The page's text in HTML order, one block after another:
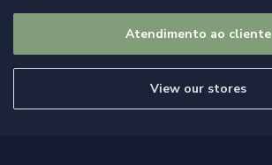
Atendimento ao cliente
View our stores